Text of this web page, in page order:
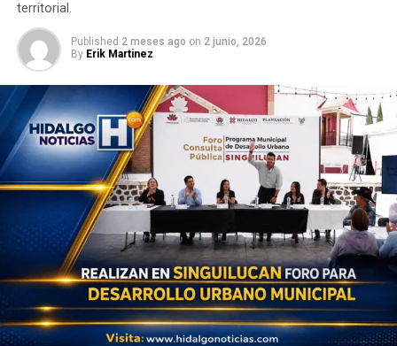
territorial.
Published 2 meses ago on 2 junio, 2026
By Erik Martinez